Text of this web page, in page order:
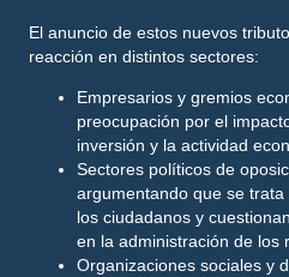
El anuncio de estos nuevos
reacción en distintos sectores:
Empresarios y gremios
preocupación por el
inversión y la actividad
Sectores políticos de
argumentando que se
los ciudadanos y
en la administración de los
Organizaciones sociales y